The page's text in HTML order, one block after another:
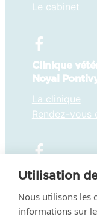
Utilisation
Nous utilisons les
informations sur
Le cabinet
Clinique
Noyal
La clinique
Rendez-vous
Clinique
Rendez-vous